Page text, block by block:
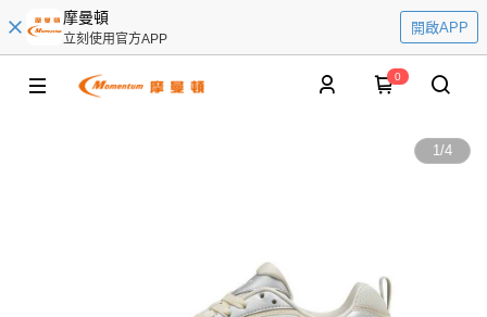
摩曼頓
立刻使用官方APP
開啟APP
0
1/4